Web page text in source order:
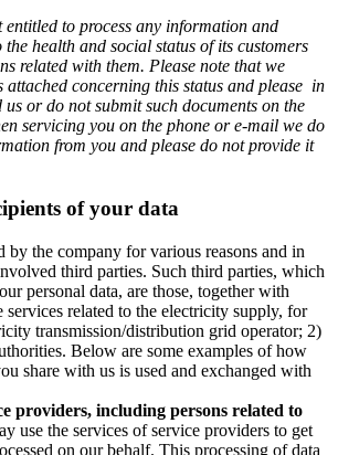
to process any information and
health and social status of its customers
related with them. Please note that we
attached concerning this status and please in
us or do not submit such documents on the
servicing you on the phone or e-mail we do
from you and please do not provide it
of your data
by the company for various reasons and in
third parties. Such third parties, which
personal data, are those, together with
related to the electricity supply, for
transmission/distribution grid operator; 2)
Below are some examples of how
share with us is used and exchanged with
providers, including persons related to
use the services of service providers to get
on our behalf. This processing of data